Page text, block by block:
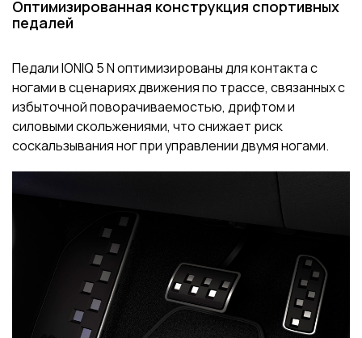
Оптимизированная конструкция спортивных
педалей
Педали IONIQ 5 N оптимизированы для контакта с
ногами в сценариях движения по трассе, связанных с
избыточной поворачиваемостью, дрифтом и
силовыми скольжениями, что снижает риск
соскальзывания ног при управлении двумя ногами.